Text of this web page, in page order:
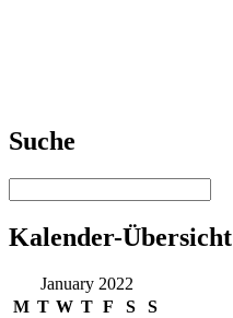
Suche
Kalender-Übersicht
January 2022
M T W T F S
S